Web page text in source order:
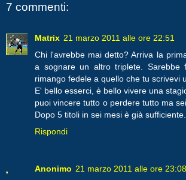
7 commenti:
Matrix 21 marzo 2011 alle ore 22:51
Chi l'avrebbe mai detto? Arriva la
a sognare un altro triplete. Sarebbe
rimango fedele a quello che tu scrivevi
E' bello esserci, è bello vivere una
puoi vincere tutto o perdere tutto ma
Dopo 5 titoli in sei mesi è già sufficiente.
Rispondi
Anonimo 21 marzo 2011 alle ore 23:08